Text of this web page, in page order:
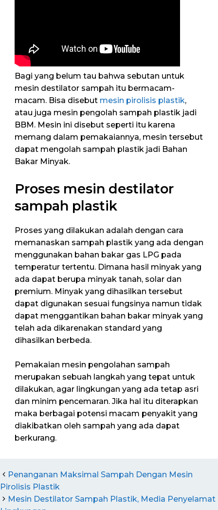
Bagi yang belum tau bahwa sebutan untuk
mesin destilator sampah itu bermacam-
macam. Bisa disebut mesin pirolisis plastik,
atau juga mesin pengolah sampah plastik jadi
BBM. Mesin ini disebut seperti itu karena
memang dalam pemakaiannya, mesin tersebut
dapat mengolah sampah plastik jadi Bahan
Bakar Minyak.
Proses mesin destilator
sampah plastik
Proses yang dilakukan adalah dengan cara
memanaskan sampah plastik yang ada dengan
menggunakan bahan bakar gas LPG pada
temperatur tertentu. Dimana hasil minyak yang
ada dapat berupa minyak tanah, solar dan
premium. Minyak yang dihasilkan tersebut
dapat digunakan sesuai fungsinya namun tidak
dapat menggantikan bahan bakar minyak yang
telah ada dikarenakan standard yang
dihasilkan berbeda.
Pemakaian mesin pengolahan sampah
merupakan sebuah langkah yang tepat untuk
dilakukan, agar lingkungan yang ada tetap asri
dan minim pencemaran. Jika hal itu diterapkan
maka berbagai potensi macam penyakit yang
diakibatkan oleh sampah yang ada dapat
berkurang.
Penanganan Maksimal Sampah Dengan Mesin
Pirolisis Plastik
Mesin Destilator Sampah Plastik, Media Penyelamat